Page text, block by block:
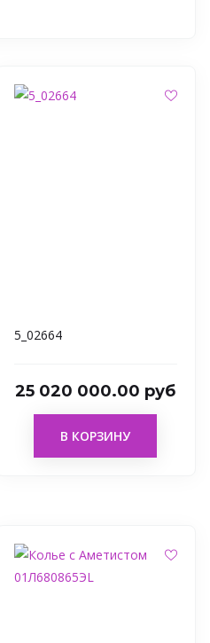
5_02664
25 020 000.00 руб
В КОРЗИНУ